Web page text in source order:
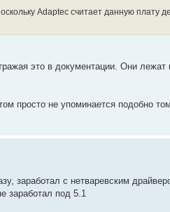
Adaptec считает данную плату
это в документации. Они лежат
просто не упоминается подобно
заработал с нетваревским
заработал под 5.1